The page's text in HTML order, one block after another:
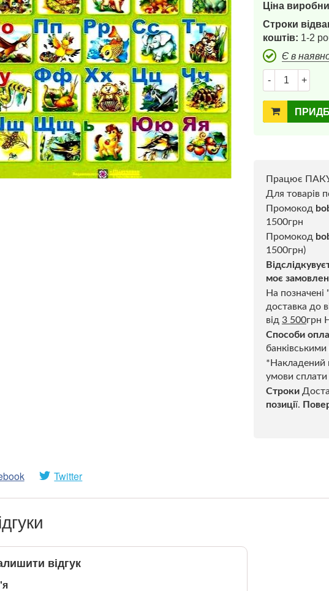
Ціна
Строки
коштів: 1-2
Є в
- +
Працює
Для товарів
Промокод
1500грн
Промокод
1500грн)
моє
На
доставка до
від 3 500грн
Способи
банківськими
*Накладений
умови
Строки
позиції.
Twitter
відгук